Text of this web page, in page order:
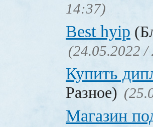
14:37)
Best hyip
(24.05.2022 /
Купить
Разное)
Магазин